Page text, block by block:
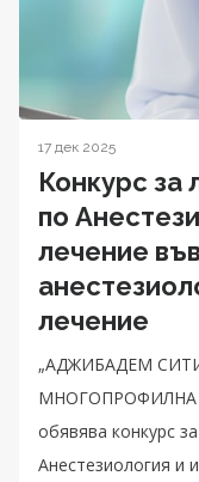
17 дек 2025
Конкурс за
по
лечение
лечение
„АДЖИБАДЕМ
МНОГОПРОФИЛНА
обявява конкурс
Анестезиология и